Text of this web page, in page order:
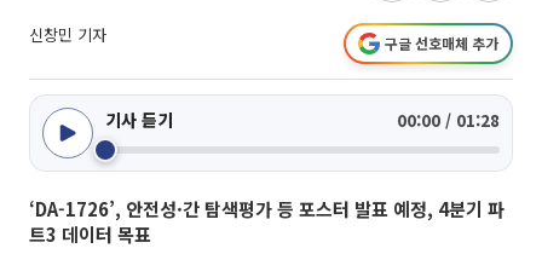
신창민 기자 구글 선호매체 추가
기사 듣기 00:00 / 01:28
‘DA-1726’, 안전성·간 탐색평가 등 포스터 발표 예정, 4분기 파
트3 데이터 목표